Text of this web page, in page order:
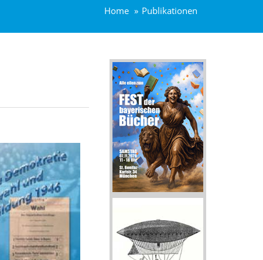
Home Publikationen